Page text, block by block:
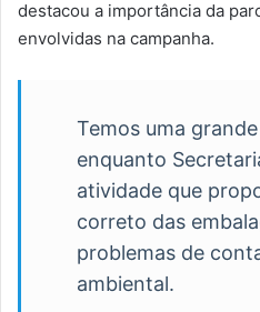
destacou a importância da
envolvidas na campanha.
Temos uma
enquanto
atividade que
correto das
problemas de
ambiental.